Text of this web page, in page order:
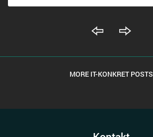
MORE IT-KONKRET POSTS